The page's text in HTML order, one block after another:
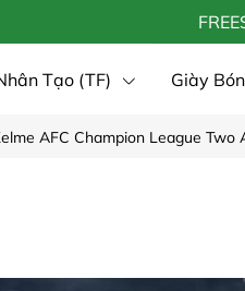
Tạo (TF) Giày
Trẻ Em
AFC Champion League Two